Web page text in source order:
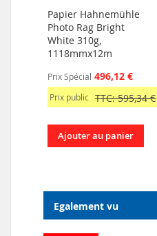
Papier Hahnemühle
Photo Rag Bright
White 310g,
1118mmx12m
Prix Spécial 496,12 €
Prix public TTC: 595,34 €
Ajouter au panier
Egalement vu